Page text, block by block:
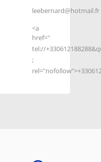
leebernard@hotmail.fr
<a
href="
tel://
;